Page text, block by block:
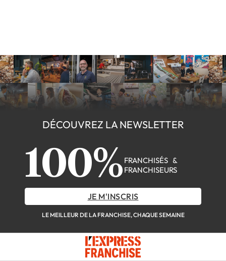
DÉCOUVREZ LA NEWSLETTER
100% FRANCHISÉS &
FRANCHISEURS
JE M'INSCRIS
LE MEILLEUR DE LA FRANCHISE, CHAQUE SEMAINE